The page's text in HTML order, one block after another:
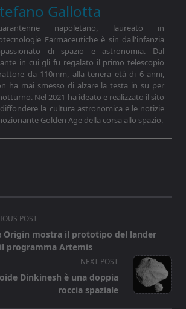
Gallotta
napoletano, laureato in
Farmaceutiche è sin dall'infanzia
di spazio e astronomia. Dal
in cui gli fu regalato il primo telescopio
da 110mm, alla tenera età di 6 anni,
ha mai smesso di alzare la testa in su per
Nel 2021 ha ideato e realizzato il sito
la cultura astronomica e le notizie
Golden Age della corsa allo spazio.
POST
Origin mostra il prototipo del lander
programma Artemis
NEXT POST
Dinkinesh è una doppia
roccia spaziale